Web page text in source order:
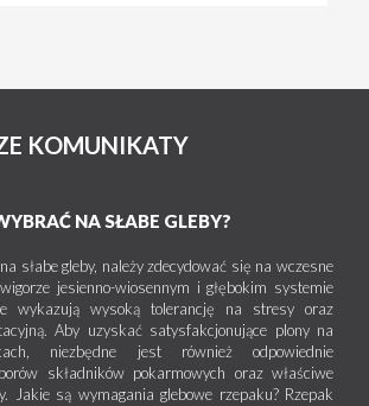
KOMUNIKATY
NA SŁABE GLEBY?
słabe gleby, należy zdecydować się na wczesne
jesienno-wiosennym i głębokim systemie
wykazują wysoką tolerancję na stresy oraz
Aby uzyskać satysfakcjonujące plony na
niezbędne jest również odpowiednie
składników pokarmowych oraz właściwe
Jakie są wymagania glebowe rzepaku? Rzepak